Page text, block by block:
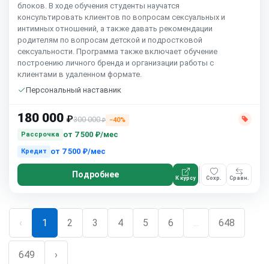
блоков. В ходе обучения студенты научатся
консультировать клиентов по вопросам сексуальных и
интимных отношений, а также давать рекомендации
родителям по вопросам детской и подростковой
сексуальности. Программа также включает обучение
построению личного бренда и организации работы с
клиентами в удаленном формате.
Персональный наставник
180 000 ₽300 000₽
−40%
Рассрочка
от 7 500 ₽/мес
Кредит от 7 500 ₽/мес
Подробнее К курсу Сохр. Сравн.
‹ 1 2 3 4 5 6 648
649 ›